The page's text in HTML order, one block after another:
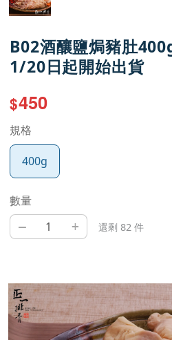
B02酒釀鹽焗豬肚
1/20日起開始出貨
$450
規格
400g
數量
– + 還剩 82 件